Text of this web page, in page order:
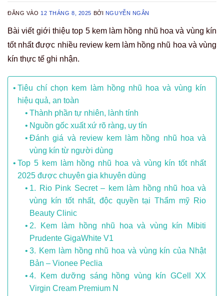
ĐĂNG VÀO 12 THÁNG 8, 2025 BỞI NGUYỄN NGÂN
Bài viết giới thiệu top 5 kem làm hồng nhũ hoa và vùng kín
tốt nhất được nhiều review kem làm hồng nhũ hoa và vùng
kín thực tế ghi nhận.
Tiêu chí chọn kem làm hồng nhũ hoa và vùng kín
hiệu quả, an toàn
Thành phần tự nhiên, lành tính
Nguồn gốc xuất xứ rõ ràng, uy tín
Đánh giá và review kem làm hồng nhũ hoa và
vùng kín từ người dùng
Top 5 kem làm hồng nhũ hoa và vùng kín tốt nhất
2025 được chuyên gia khuyên dùng
1. Rio Pink Secret – kem làm hồng nhũ hoa và
vùng kín tốt nhất, độc quyền tại Thẩm mỹ Rio
Beauty Clinic
2. Kem làm hồng nhũ hoa và vùng kín Mibiti
Prudente GigaWhite V1
3. Kem làm hồng nhũ hoa và vùng kín của Nhật
Bản – Vionee Peclia
4. Kem dưỡng sáng hồng vùng kín GCell XX
Virgin Cream Premium N